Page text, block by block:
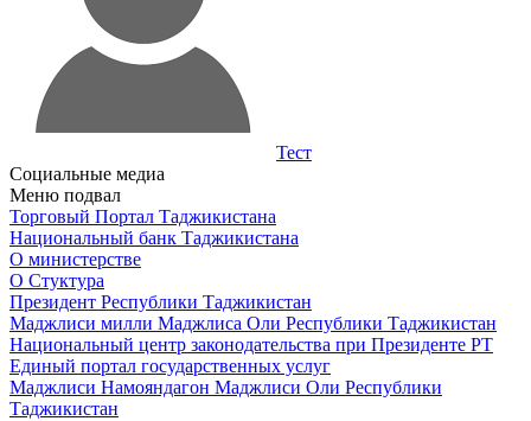
Тест
Социальные медиа
Меню подвал
Торговый Портал Таджикистана
Национальный банк Таджикистана
О министерстве
О Стуктура
Президент Республики Таджикистан
Маджлиси милли Маджлиса Оли Республики Таджикистан
Национальный центр законодательства при Президенте РТ
Единый портал государственных услуг
Маджлиси Намояндагон Маджлиси Оли Республики
Таджикистан